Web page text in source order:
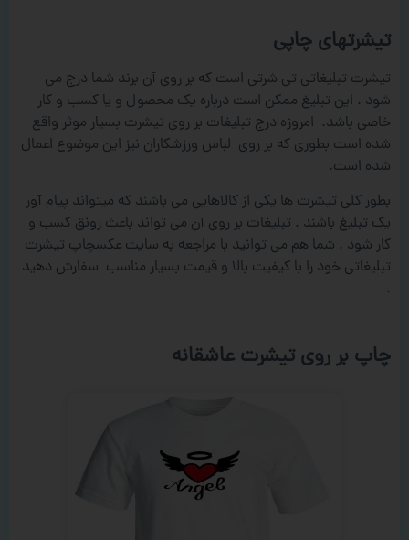
تیشرتهای چاپی
تیشرت تبلیغاتی تی شرتی است که بر روی آن برند شما درج می
شود . این تبلیغ ممکن است درباره یک محصول و یا کسب و کار
خاصی باشد. امروزه درج تبلیغات بر روی تیشرت بسیار موثر واقع
شده است بطوری که بر روی لباس ورزشکاران نیز این موضوع اعمال
شده است.
بطور کلی تیشرت ها یکی از کالاهایی می باشند که میتواند پیام آور
یک تبلیغ باشند . تبلیغات بر روی آن می تواند باعث رونق کسب و
کار شود . شما هم می توانید با مراجعه به سایت عکسچاپ تیشرت
تبلیغاتی خود را با کیفیت بالا و قیمت بسیار مناسب سفارش دهید
.
چاپ بر روی تیشرت عاشقانه